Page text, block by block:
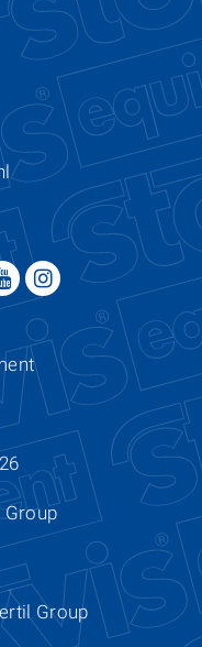
Group